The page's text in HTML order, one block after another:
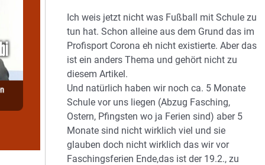
Ich weis jetzt nicht was Fußball mit Schule zu
tun hat. Schon alleine aus dem Grund das im
Profisport Corona eh nicht existierte. Aber das
ist ein anders Thema und gehört nicht zu
diesem Artikel.
Und natürlich haben wir noch ca. 5 Monate
Schule vor uns liegen (Abzug Fasching,
Ostern, Pfingsten wo ja Ferien sind) aber 5
Monate sind nicht wirklich viel und sie
glauben doch nicht wirklich das wir vor
Faschingsferien Ende,das ist der 19.2., zu